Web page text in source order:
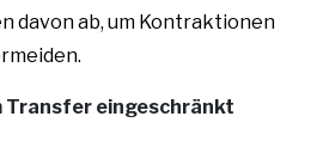
davon ab, um Kontraktionen
Transfer eingeschränkt